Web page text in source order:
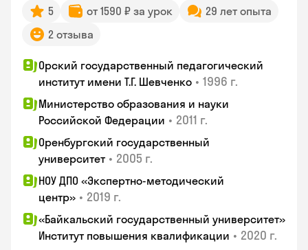
5 от 1590 ₽ за урок
29 лет опыта
2 отзыва
Орский государственный педагогический
институт имени Т.Г. Шевченко • 1996 г.
Министерство образования и науки
Российской Федерации • 2011 г.
Оренбургский государственный
университет • 2005 г.
НОУ ДПО «Экспертно-методический
центр» • 2019 г.
«Байкальский государственный университет»
Институт повышения квалификации • 2020 г.